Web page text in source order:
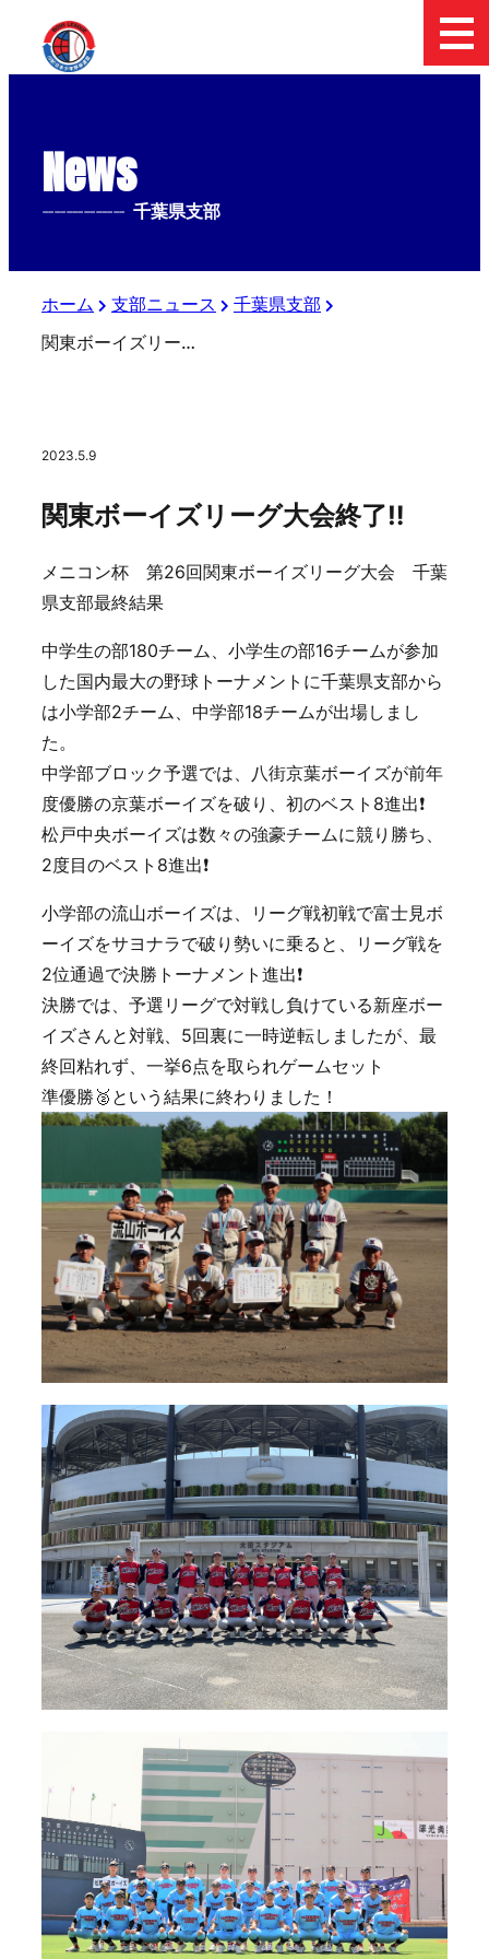
News
-------------- 千葉県支部
ホーム 支部ニュース
千葉県支部
関東ボーイズリーグ大会終了‼️
2023.5.9
関東ボーイズリーグ大会終了‼️
メニコン杯 第26回関東ボーイズリーグ大会 千葉
県支部最終結果
中学生の部180チーム、小学生の部16チームが参加
した国内最大の野球トーナメントに千葉県支部から
は小学部2チーム、中学部18チームが出場しまし
た。
中学部ブロック予選では、八街京葉ボーイズが前年
度優勝の京葉ボーイズを破り、初のベスト8進出❗️
松戸中央ボーイズは数々の強豪チームに競り勝ち、
2度目のベスト8進出❗️
小学部の流山ボーイズは、リーグ戦初戦で富士見ボ
ーイズをサヨナラで破り勢いに乗ると、リーグ戦を
2位通過で決勝トーナメント進出❗️
決勝では、予選リーグで対戦し負けている新座ボー
イズさんと対戦、5回裏に一時逆転しましたが、最
終回粘れず、一挙6点を取られゲームセット
準優勝🥈という結果に終わりました！